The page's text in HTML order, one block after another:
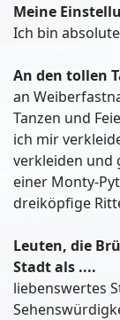
Meine
Ich bin
An den tollen
an
Tanzen und
ich mir
verkleiden und
einer Monty-
dreiköpfige
Leuten, die
Stadt als ....
liebenswertes